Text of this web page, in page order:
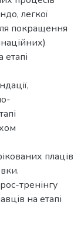
легкої
покращення
етапі
плаців
тренінгу
на етапі